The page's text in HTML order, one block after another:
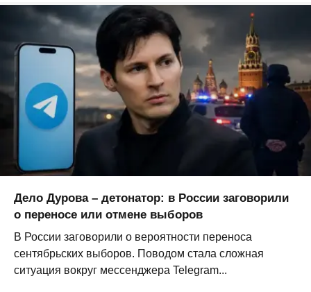
Дело Дурова – детонатор: в России заговорили
о переносе или отмене выборов
В России заговорили о вероятности переноса
сентябрьских выборов. Поводом стала сложная
ситуация вокруг мессенджера Telegram...